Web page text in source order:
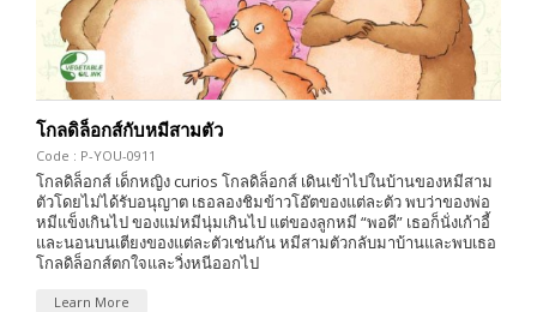
โกลดิล็อกส์กับหมีสามตัว
Code : P-YOU-0911
โกลดิล็อกส์ เด็กหญิง curios โกลดิล็อกส์ เดินเข้าไปในบ้านของหมีสาม
ตัวโดยไม่ได้รับอนุญาต เธอลองชิมข้าวโอ๊ตของแต่ละตัว พบว่าของพ่อ
หมีแข็งเกินไป ของแม่หมีนุ่มเกินไป แต่ของลูกหมี “พอดี” เธอก็นั่งเก้าอี้
และนอนบนเตียงของแต่ละตัวเช่นกัน หมีสามตัวกลับมาบ้านและพบเธอ
โกลดิล็อกส์ตกใจและวิ่งหนีออกไป
Learn More